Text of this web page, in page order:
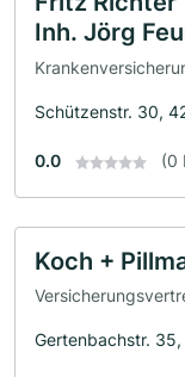
Inh. Jörg
Schützenstr. 30,
0.0 (0
Koch +
Gertenbachstr.